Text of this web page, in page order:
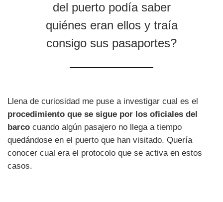
del puerto podía saber
quiénes eran ellos y traía
consigo sus pasaportes?
Llena de curiosidad me puse a investigar cual es el
procedimiento que se sigue por los oficiales del
barco cuando algún pasajero no llega a tiempo
quedándose en el puerto que han visitado. Quería
conocer cual era el protocolo que se activa en estos
casos.